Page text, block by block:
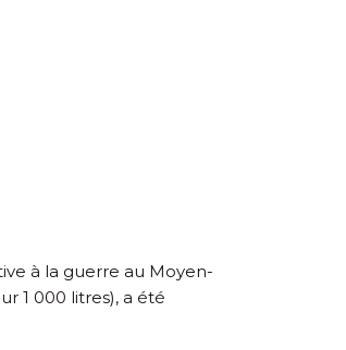
à la guerre au Moyen-
1 000 litres), a été